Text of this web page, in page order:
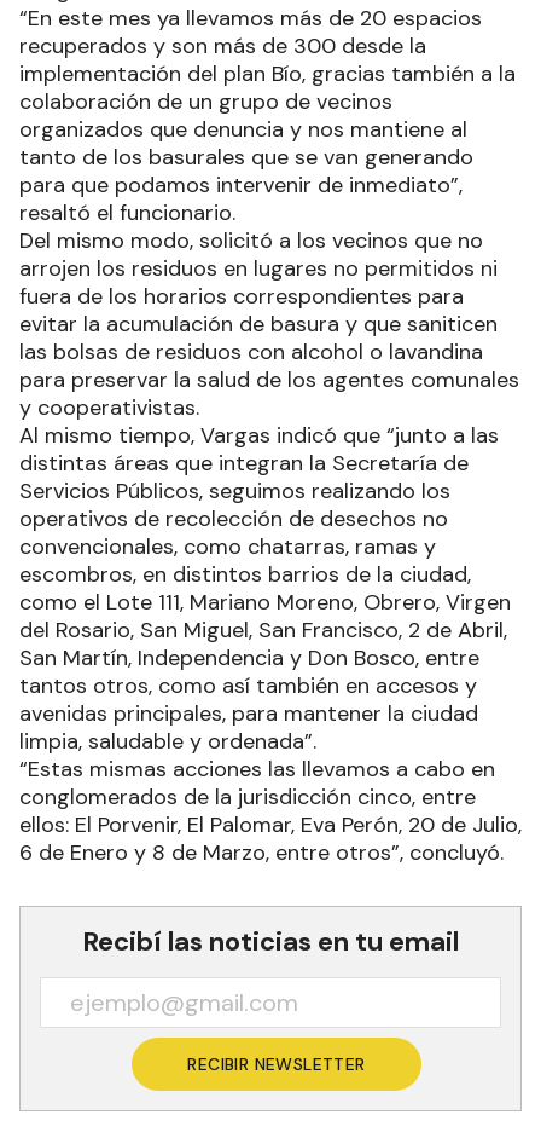
“En este mes ya llevamos más de 20 espacios
recuperados y son más de 300 desde la
implementación del plan Bío, gracias también a la
colaboración de un grupo de vecinos
organizados que denuncia y nos mantiene al
tanto de los basurales que se van generando
para que podamos intervenir de inmediato”,
resaltó el funcionario.
Del mismo modo, solicitó a los vecinos que no
arrojen los residuos en lugares no permitidos ni
fuera de los horarios correspondientes para
evitar la acumulación de basura y que saniticen
las bolsas de residuos con alcohol o lavandina
para preservar la salud de los agentes comunales
y cooperativistas.
Al mismo tiempo, Vargas indicó que “junto a las
distintas áreas que integran la Secretaría de
Servicios Públicos, seguimos realizando los
operativos de recolección de desechos no
convencionales, como chatarras, ramas y
escombros, en distintos barrios de la ciudad,
como el Lote 111, Mariano Moreno, Obrero, Virgen
del Rosario, San Miguel, San Francisco, 2 de Abril,
San Martín, Independencia y Don Bosco, entre
tantos otros, como así también en accesos y
avenidas principales, para mantener la ciudad
limpia, saludable y ordenada”.
“Estas mismas acciones las llevamos a cabo en
conglomerados de la jurisdicción cinco, entre
ellos: El Porvenir, El Palomar, Eva Perón, 20 de Julio,
6 de Enero y 8 de Marzo, entre otros”, concluyó.
Recibí las noticias en tu email
RECIBIR NEWSLETTER